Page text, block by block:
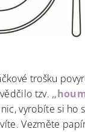
trošku
tzv.
vyrobíte si ho
Vezměte